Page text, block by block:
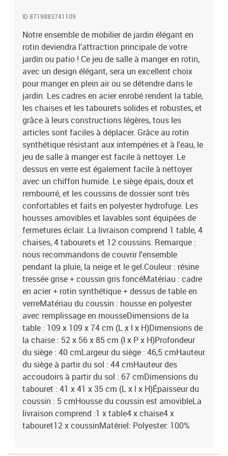
ID 8719883741109
Notre ensemble de mobilier de jardin élégant en
rotin deviendra l'attraction principale de votre
jardin ou patio ! Ce jeu de salle à manger en rotin,
avec un design élégant, sera un excellent choix
pour manger en plein air ou se détendre dans le
jardin. Les cadres en acier enrobé rendent la table,
les chaises et les tabourets solides et robustes, et
grâce à leurs constructions légères, tous les
articles sont faciles à déplacer. Grâce au rotin
synthétique résistant aux intempéries et à l'eau, le
jeu de salle à manger est facile à nettoyer. Le
dessus en verre est également facile à nettoyer
avec un chiffon humide. Le siège épais, doux et
rembourré, et les coussins de dossier sont très
confortables et faits en polyester hydrofuge. Les
housses amovibles et lavables sont équipées de
fermetures éclair. La livraison comprend 1 table, 4
chaises, 4 tabourets et 12 coussins. Remarque :
nous recommandons de couvrir l'ensemble
pendant la pluie, la neige et le gel.Couleur : résine
tressée grise + coussin gris foncéMatériau : cadre
en acier + rotin synthétique + dessus de table en
verreMatériau du coussin : housse en polyester
avec remplissage en mousseDimensions de la
table : 109 x 109 x 74 cm (L x l x H)Dimensions de
la chaise : 52 x 56 x 85 cm (l x P x H)Profondeur
du siège : 40 cmLargeur du siège : 46,5 cmHauteur
du siège à partir du sol : 44 cmHauteur des
accoudoirs à partir du sol : 67 cmDimensions du
tabouret : 41 x 41 x 35 cm (L x l x H)Épaisseur du
coussin : 5 cmHousse du coussin est amovibleLa
livraison comprend :1 x table4 x chaise4 x
tabouret12 x coussinMatériel: Polyester: 100%